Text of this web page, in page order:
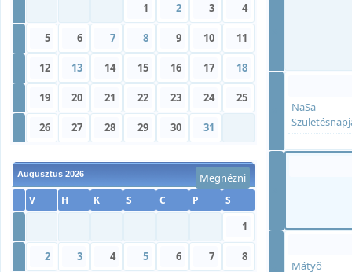
1 2 3 4
5 6 7 8 9 10 11
12 13 14 15 16 17 18
19 20 21 22 23 24 25
26 27 28 29 30 31
Megnézni
Augusztus 2026
V H K S C P S
1
2 3 4 5 6 7 8
NaSa
Mátyõ